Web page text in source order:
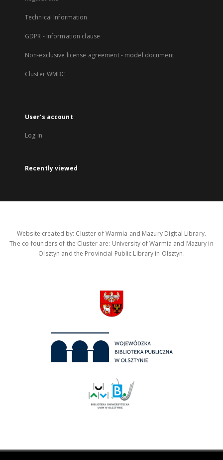
Technical Information
GDPR - Information clause
Non-exclusive license agreement - model document
Cluster WMBC
User's account
Log in
Recently viewed
Website created by: Cluster of Warmia and Mazury Digital Library.
The co-founders of the Cluster are: University of Warmia and Mazury in
Olsztyn and the Provincial Public Library in Olsztyn.